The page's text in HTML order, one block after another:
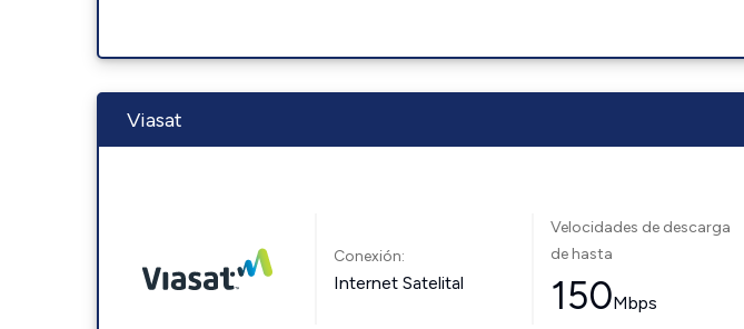
Viasat
Conexión:
Internet Satelital
Velocidades de descarga
de hasta
150Mbps